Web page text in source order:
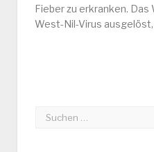
Fieber zu erkranken.
West-Nil-Virus